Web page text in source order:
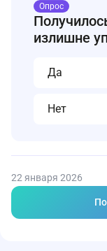
излишне
Опрос
Да
Нет
22 января 2026